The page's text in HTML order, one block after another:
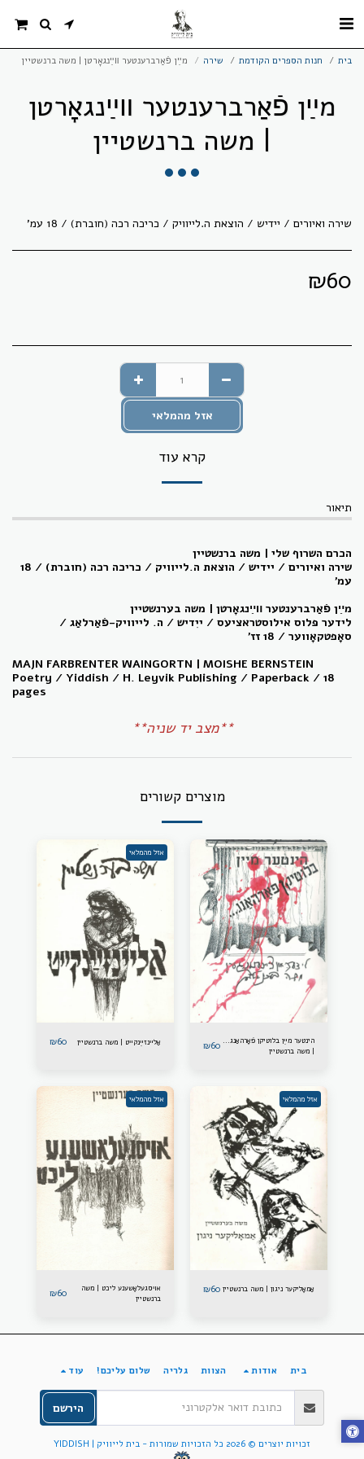
בית חנות הספרים הקודמת שירה מײַן פֿאַרברענטער װײַנגאָרטן | משה ברנשטיין
מײַן פֿאַרברענטער װײַנגאָרטן
| משה ברנשטיין
שירה ואיורים / יידיש / הוצאת ה.לייוויק / כריכה רכה (חוברת) / 18 עמ'
₪60
אזל מהמלאי
קרא עוד
תיאור
הכרם השרוף שלי | משה ברנשטיין
שירה ואיורים / יידיש / הוצאת ה.לייוויק / כריכה רכה (חוברת) / 18
עמ'
מײַן פֿאַרברענטער װײַנגאָרטן | משה בערנשטיין
לידער פּלוס אילוסטראציעס / ייִדיש / ה. לייוויק-פֿאַרלאַג /
סאָפטקאָווער / 18 זז'
MAJN FARBRENTER WAINGORTN | MOISHE BERNSTEIN
Poetry / Yiddish / H. Leyvik Publishing / Paperback / 18
pages
**מצב יד שניה**
מוצרים קשורים
הינטער מײַן בלוטיקן פֿאָרהאַנג...
| משה ברנשטיין
₪60
אזל מהמלאי
אַלײנזײַנקײט | משה ברנשטיין ₪60
אזל מהמלאי
אַמאָליקער ניגון | משה ברנשטיין ₪60
אזל מהמלאי
אױסגעלאָשענע ליכט | משה
ברנשטיין
₪60
בית אודות הצוות גלריה שלום עליכם! עוד
הירשם
זכויות יוצרים © 2026 כל הזכויות שמורות - בית לייוויק | YIDDISH